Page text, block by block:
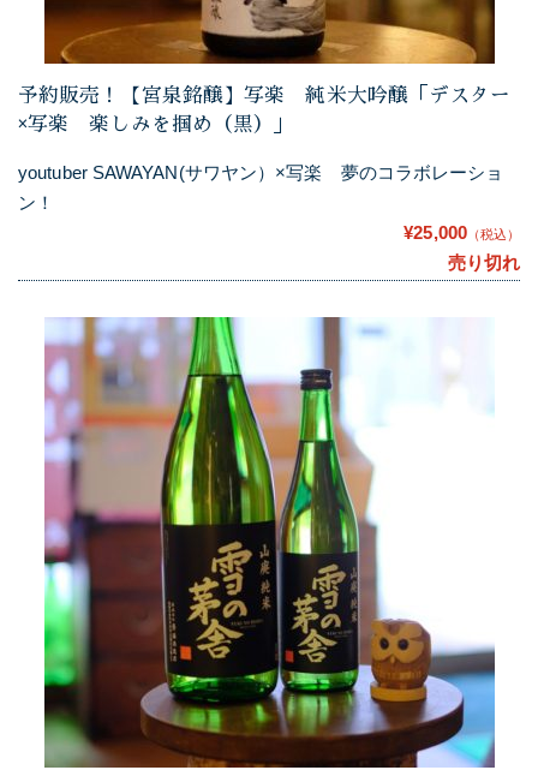
予約販売！【宮泉銘醸】写楽 純米大吟醸「デスター
×写楽 楽しみを掴め（黒）」
youtuber SAWAYAN(サワヤン）×写楽 夢のコラボレーショ
ン！
¥25,000 （税込）
売り切れ